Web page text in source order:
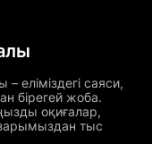
еліміздегі саяси,
бірегей жоба.
оқиғалар,
тыс